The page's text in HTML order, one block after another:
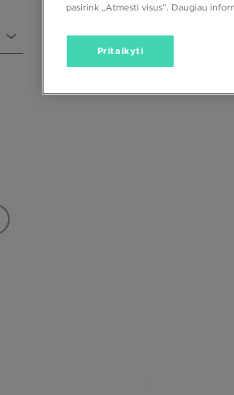
pasirink „Atmesti visus”. Daugiau
Pritaikyti